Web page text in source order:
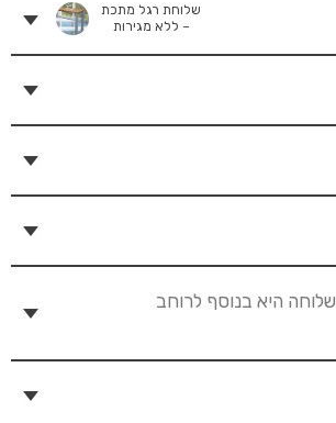
שלוחת רגל מתכת
– ללא מגירות
היא בנוסף לרוחב